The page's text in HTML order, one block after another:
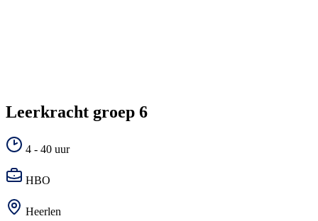
Leerkracht groep 6
4 - 40 uur
HBO
Heerlen